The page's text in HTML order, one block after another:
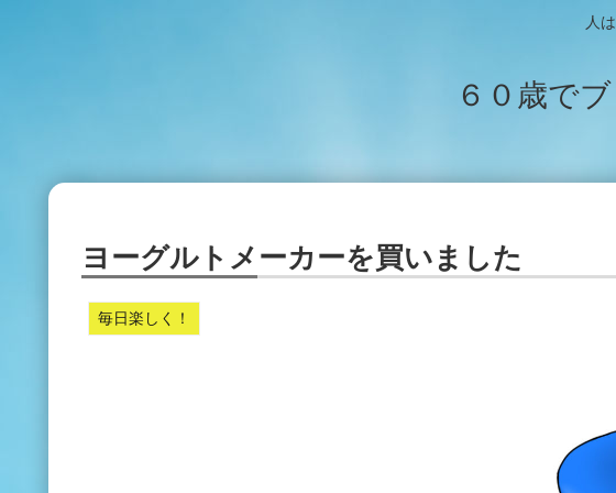
人
６０歳で
ヨーグルトメーカーを買いました
毎日楽しく！